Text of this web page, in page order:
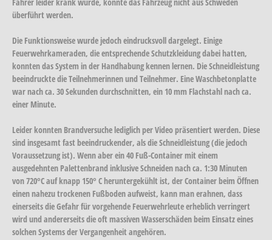
überführt werden.
Die Funktionsweise wurde jedoch eindrucksvoll dargelegt. Einige
Feuerwehrkameraden, die entsprechende Schutzkleidung dabei hatten,
konnten das System in der Handhabung kennen lernen. Die Schneidleistung
beeindruckte die Teilnehmerinnen und Teilnehmer. Eine Waschbetonplatte
war nach ca. 30 Sekunden durchschnitten, ein 10 mm Flachstahl nach ca.
einer Minute.
Leider konnten Brandversuche lediglich per Video präsentiert werden. Diese
sind insgesamt fast beeindruckender, als die Schneidleistung (die jedoch
Voraussetzung ist). Wenn aber ein 40 Fuß-Container mit einem
ausgedehnten Palettenbrand inklusive Schneiden nach ca. 1:30 Minuten
von 720°C auf knapp 150° C heruntergekühlt ist, der Container beim Öffnen
einen nahezu trockenen Fußboden aufweist, kann man erahnen, dass
einerseits die Gefahr für vorgehende Feuerwehrleute erheblich verringert
wird und andererseits die oft massiven Wasserschäden beim Einsatz eines
solchen Systems der Vergangenheit angehören.